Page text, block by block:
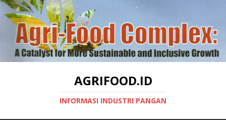
AGRIFOOD.ID
INFORMASI INDUSTRI PANGAN